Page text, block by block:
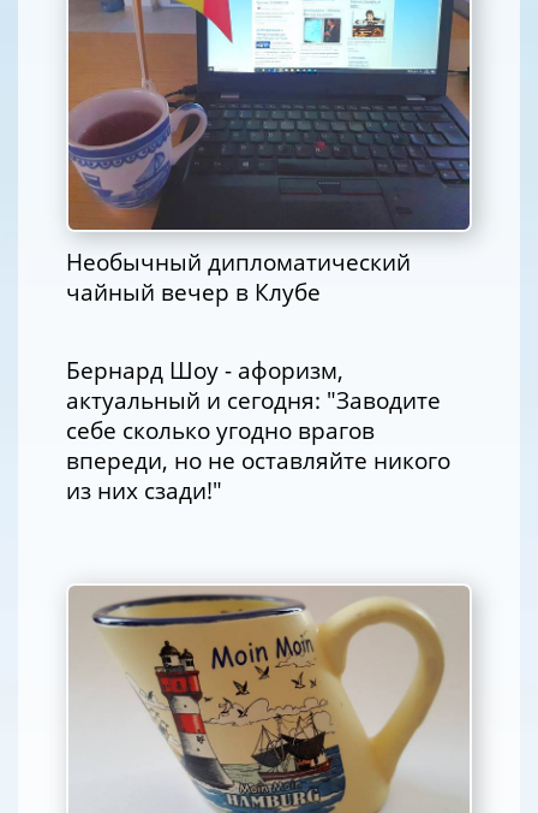
Необычный дипломатический
чайный вечер в Клубе
Бернард Шоу - афоризм,
актуальный и сегодня: "Заводите
себе сколько угодно врагов
впереди, но не оставляйте никого
из них сзади!"